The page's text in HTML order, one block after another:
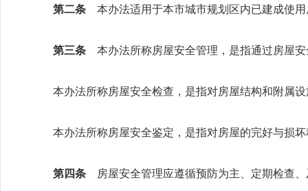
第二条 本办法适用于本市城市规划区内已建成使
第三条 本办法所称房屋安全管理，是指通过房屋
本办法所称房屋安全检查，是指对房屋结构和附属
本办法所称房屋安全鉴定，是指对房屋的完好与损
第四条 房屋安全管理应遵循预防为主、定期检查